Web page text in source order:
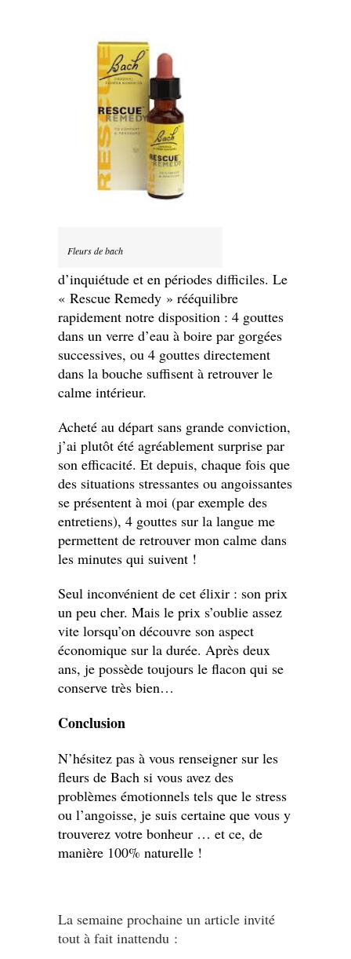
Fleurs de bach
d’inquiétude et en périodes difficiles. Le
« Rescue Remedy » rééquilibre
rapidement notre disposition : 4 gouttes
dans un verre d’eau à boire par gorgées
successives, ou 4 gouttes directement
dans la bouche suffisent à retrouver le
calme intérieur.
Acheté au départ sans grande conviction,
j’ai plutôt été agréablement surprise par
son efficacité. Et depuis, chaque fois que
des situations stressantes ou angoissantes
se présentent à moi (par exemple des
entretiens), 4 gouttes sur la langue me
permettent de retrouver mon calme dans
les minutes qui suivent !
Seul inconvénient de cet élixir : son prix
un peu cher. Mais le prix s’oublie assez
vite lorsqu’on découvre son aspect
économique sur la durée. Après deux
ans, je possède toujours le flacon qui se
conserve très bien…
Conclusion
N’hésitez pas à vous renseigner sur les
fleurs de Bach si vous avez des
problèmes émotionnels tels que le stress
ou l’angoisse, je suis certaine que vous y
trouverez votre bonheur … et ce, de
manière 100% naturelle !
La semaine prochaine un article invité
tout à fait inattendu :